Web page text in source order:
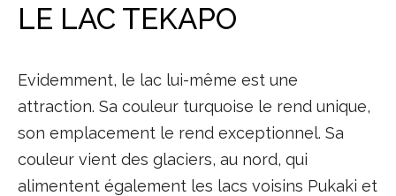
LE LAC TEKAPO
Evidemment, le lac lui-même est une
attraction. Sa couleur turquoise le rend unique,
son emplacement le rend exceptionnel. Sa
couleur vient des glaciers, au nord, qui
alimentent également les lacs voisins Pukaki et